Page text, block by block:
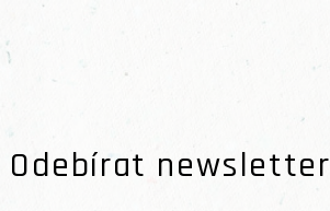
Odebírat newsletter